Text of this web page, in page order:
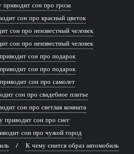
сон про гроза
сон про красный цветок
сон про неизвестный человек
сон про неизвестный человек
сон про подарок
сон про подарок
сон про самолет
сон про свадебное платье
сон про светлая комната
приводит сон про снег
сон про чужой город
К чему снится образ автомобиль